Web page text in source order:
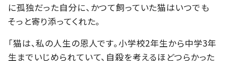
に孤独だった自分に、かつて飼っていた猫はいつでも
そっと寄り添ってくれた。
「猫は、私の人生の恩人です。小学校2年生から中学3年
生までいじめられていて、自殺を考えるほどつらかった